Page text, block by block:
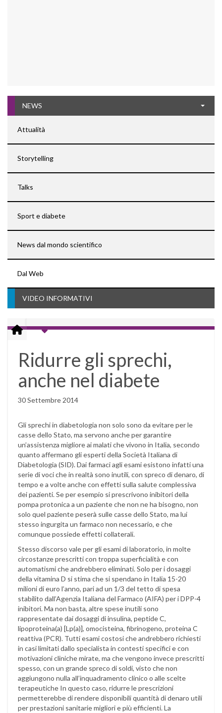
NEWS
Attualità
Storytelling
Talks
Sport e diabete
News dal mondo scientifico
Dal Web
VIDEO INFORMATIVI
Ridurre gli sprechi,
anche nel diabete
30 Settembre 2014
Gli sprechi in diabetologia non solo sono da evitare per le
casse dello Stato, ma servono anche per garantire
un’assistenza migliore ai malati che vivono in Italia, secondo
quanto affermano gli esperti della Società Italiana di
Diabetologia (SID). Dai farmaci agli esami esistono infatti una
serie di voci che in realtà sono inutili, con spreco di denaro, di
tempo e a volte anche con effetti sulla salute complessiva
dei pazienti. Se per esempio si prescrivono inibitori della
pompa protonica a un paziente che non ne ha bisogno, non
solo quel paziente peserà sulle casse dello Stato, ma lui
stesso ingurgita un farmaco non necessario, e che
comunque possiede effetti collaterali.
Stesso discorso vale per gli esami di laboratorio, in molte
circostanze prescritti con troppa superficialità e con
automatismi che andrebbero eliminati. Solo per i dosaggi
della vitamina D si stima che si spendano in Italia 15-20
milioni di euro l’anno, pari ad un 1/3 del tetto di spesa
stabilito dall’Agenzia Italiana del Farmaco (AIFA) per i DPP-4
inibitori. Ma non basta, altre spese inutili sono
rappresentate dai dosaggi di insulina, peptide C,
lipoproteina(a) [Lp(a)], omocisteina, fibrinogeno, proteina C
reattiva (PCR). Tutti esami costosi che andrebbero richiesti
in casi limitati dallo specialista in contesti specifici e con
motivazioni cliniche mirate, ma che vengono invece prescritti
spesso, con un grande spreco di soldi, visto che non
aggiungono nulla all’inquadramento clinico o alle scelte
terapeutiche In questo caso, ridurre le prescrizioni
permetterebbe di rendere disponibili quantità di denaro utili
per prestazioni sanitarie migliori e più efficienti. La